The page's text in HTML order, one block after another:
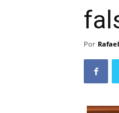
Por